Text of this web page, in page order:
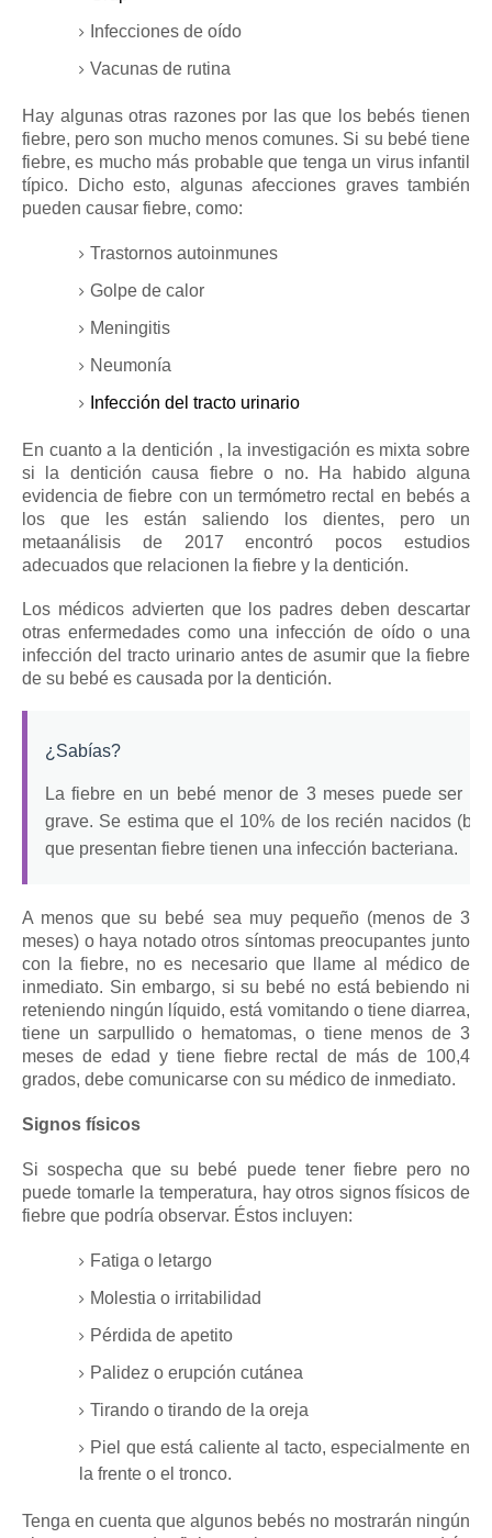
Infecciones de oído
Vacunas de rutina
Hay algunas otras razones por las que los bebés tienen
fiebre, pero son mucho menos comunes. Si su bebé tiene
fiebre, es mucho más probable que tenga un virus infantil
típico.
Dicho esto, algunas afecciones graves también
pueden causar fiebre, como:
Trastornos autoinmunes
Golpe de calor
Meningitis
Neumonía
Infección del tracto urinario
En cuanto a la dentición , la investigación es mixta sobre
si la dentición causa fiebre o no.
Ha habido alguna
evidencia de fiebre con un termómetro rectal en bebés a
los que les están saliendo los dientes, pero un
metaanálisis de 2017 encontró pocos estudios
adecuados que relacionen la fiebre y la dentición.
Los médicos advierten que los padres deben descartar
otras enfermedades como una infección de oído o una
infección del tracto urinario antes de asumir que la fiebre
de su bebé es causada por la dentición.
¿Sabías?
La fiebre en un bebé menor de 3 meses puede ser
grave. Se estima que el 10% de los recién nacidos
que presentan fiebre tienen una infección bacteriana.
A menos que su bebé sea muy pequeño (menos de 3
meses) o haya notado otros síntomas preocupantes junto
con la fiebre, no es necesario que llame al médico de
inmediato. Sin embargo, si su bebé no está bebiendo ni
reteniendo ningún líquido, está vomitando o tiene diarrea,
tiene un sarpullido o hematomas, o tiene menos de 3
meses de edad y tiene fiebre rectal de más de 100,4
grados, debe comunicarse con su médico de inmediato.
Signos físicos
Si sospecha que su bebé puede tener fiebre pero no
puede tomarle la temperatura, hay otros signos físicos de
fiebre que podría observar. Éstos incluyen:
Fatiga o letargo
Molestia o irritabilidad
Pérdida de apetito
Palidez o erupción cutánea
Tirando o tirando de la oreja
Piel que está caliente al tacto, especialmente en
la frente o el tronco.
Tenga en cuenta que algunos bebés no mostrarán ningún